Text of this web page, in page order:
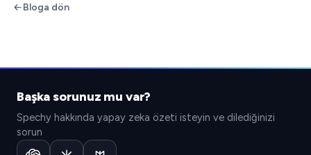
Bloga dön
Başka sorunuz mu var?
Spechy hakkında yapay zeka özeti isteyin ve dilediğinizi
sorun